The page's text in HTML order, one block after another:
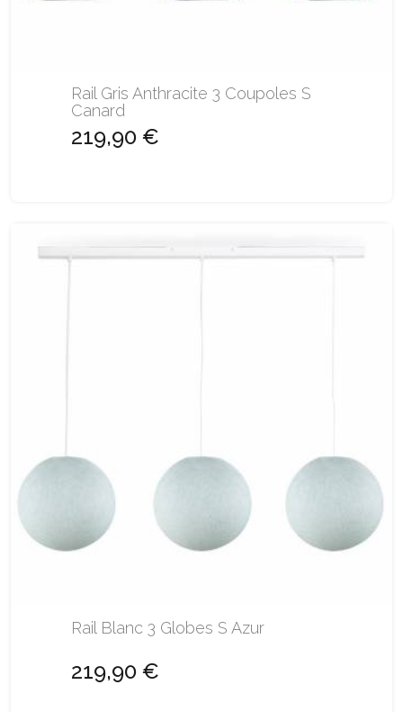
Rail Gris Anthracite 3 Coupoles S
Canard
219,90 €
Rail Blanc 3 Globes S Azur
219,90 €